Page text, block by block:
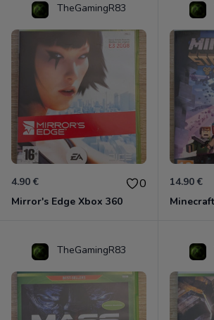
TheGamingR83
4.90 € 0
Mirror's Edge Xbox 360
14.90 €
TheGamingR83